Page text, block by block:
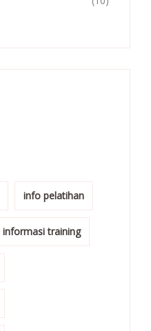
info pelatihan
informasi training